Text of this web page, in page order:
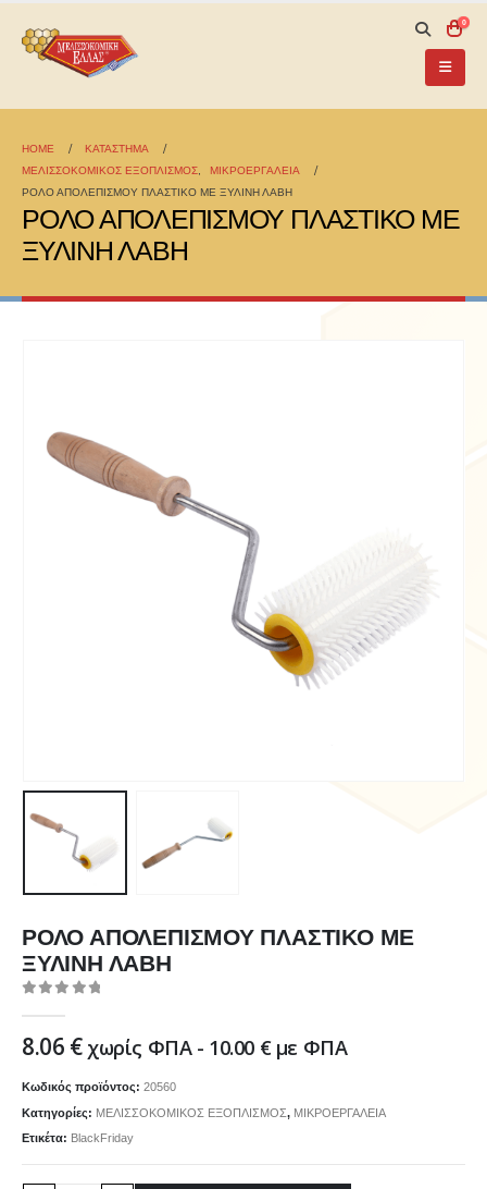
0
HOME
ΚΑΤΆΣΤΗΜΑ
ΜΕΛΙΣΣΟΚΟΜΙΚΟΣ ΕΞΟΠΛΙΣΜΟΣ
ΜΙΚΡΟΕΡΓΑΛΕΙΑ
ΡΟΛΟ ΑΠΟΛΕΠΙΣΜΟΥ ΠΛΑΣΤΙΚΟ ΜΕ ΞΥΛΙΝΗ ΛΑΒΗ
ΡΟΛΟ ΑΠΟΛΕΠΙΣΜΟΥ ΠΛΑΣΤΙΚΟ ΜΕ
ΞΥΛΙΝΗ ΛΑΒΗ
ΡΟΛΟ ΑΠΟΛΕΠΙΣΜΟΥ ΠΛΑΣΤΙΚΟ ΜΕ
ΞΥΛΙΝΗ ΛΑΒΗ
8.06 € χωρίς ΦΠΑ - 10.00 €με ΦΠΑ
Κωδικός προϊόντος: 20560
Κατηγορίες: ΜΕΛΙΣΣΟΚΟΜΙΚΟΣ ΕΞΟΠΛΙΣΜΟΣ, ΜΙΚΡΟΕΡΓΑΛΕΙΑ
Ετικέτα: BlackFriday